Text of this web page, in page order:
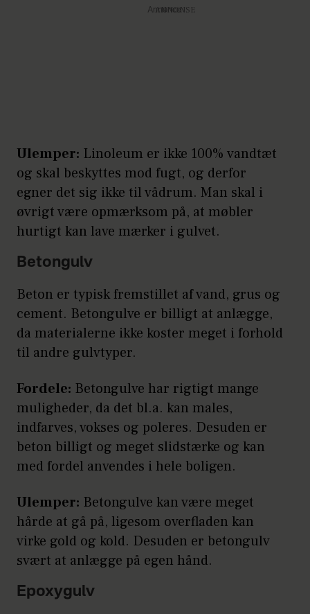
Annonce
Ulemper: Linoleum er ikke 100% vandtæt
og skal beskyttes mod fugt, og derfor
egner det sig ikke til vådrum. Man skal i
øvrigt være opmærksom på, at møbler
hurtigt kan lave mærker i gulvet.
Betongulv
Beton er typisk fremstillet af vand, grus og
cement. Betongulve er billigt at anlægge,
da materialerne ikke koster meget i forhold
til andre gulvtyper.
Fordele: Betongulve har rigtigt mange
muligheder, da det bl.a. kan males,
indfarves, vokses og poleres. Desuden er
beton billigt og meget slidstærke og kan
med fordel anvendes i hele boligen.
Ulemper: Betongulve kan være meget
hårde at gå på, ligesom overfladen kan
virke gold og kold. Desuden er betongulv
svært at anlægge på egen hånd.
Epoxygulv